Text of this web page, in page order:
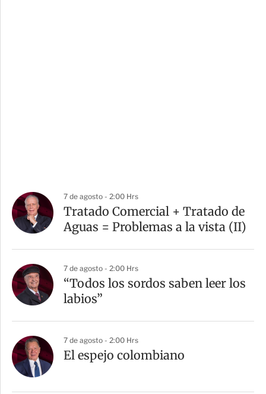
7 de agosto - 2:00 Hrs
Tratado Comercial + Tratado de
Aguas = Problemas a la vista (II)
7 de agosto - 2:00 Hrs
“Todos los sordos saben leer los
labios”
7 de agosto - 2:00 Hrs
El espejo colombiano